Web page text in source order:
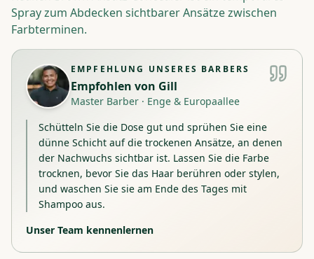
Spray zum Abdecken sichtbarer Ansätze zwischen
Farbterminen.
EMPFEHLUNG UNSERES BARBERS
Empfohlen von Gill
Master Barber · Enge & Europaallee
Schütteln Sie die Dose gut und sprühen Sie eine
dünne Schicht auf die trockenen Ansätze, an denen
der Nachwuchs sichtbar ist. Lassen Sie die Farbe
trocknen, bevor Sie das Haar berühren oder stylen,
und waschen Sie sie am Ende des Tages mit
Shampoo aus.
Unser Team kennenlernen